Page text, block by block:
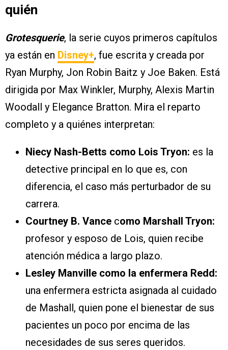
quién
Grotesquerie, la serie cuyos primeros capítulos
ya están en Disney+, fue escrita y creada por
Ryan Murphy, Jon Robin Baitz y Joe Baken. Está
dirigida por Max Winkler, Murphy, Alexis Martin
Woodall y Elegance Bratton. Mira el reparto
completo y a quiénes interpretan:
Niecy Nash-Betts como Lois Tryon: es la
detective principal en lo que es, con
diferencia, el caso más perturbador de su
carrera.
Courtney B. Vance como Marshall Tryon:
profesor y esposo de Lois, quien recibe
atención médica a largo plazo.
Lesley Manville como la enfermera Redd:
una enfermera estricta asignada al cuidado
de Mashall, quien pone el bienestar de sus
pacientes un poco por encima de las
necesidades de sus seres queridos.